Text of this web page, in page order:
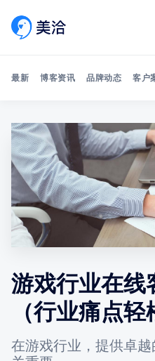
最新 博客资讯 品牌动态 客户
游戏行业在线
（行业痛点轻
在游戏行业，提供卓